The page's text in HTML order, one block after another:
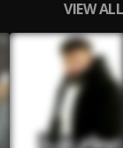
VIEW ALL